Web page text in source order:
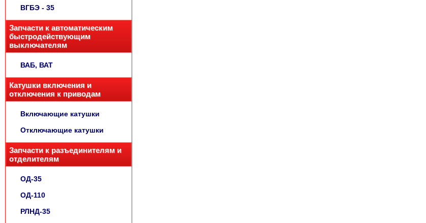
ВГБЭ - 35
Запчасти к автоматическим
быстродействующим
выключателям
ВАБ, ВАТ
Катушки включения и
отключения к приводам
Включающие катушки
Отключающие катушки
Запчасти к разъединителям и
отделителям
ОД-35
ОД-110
РЛНД-35